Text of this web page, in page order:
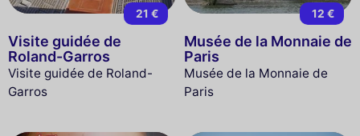
21 €
Visite guidée de
Roland-Garros
Visite guidée de Roland-
Garros
12 €
Musée de la Monnaie de
Paris
Musée de la Monnaie de
Paris